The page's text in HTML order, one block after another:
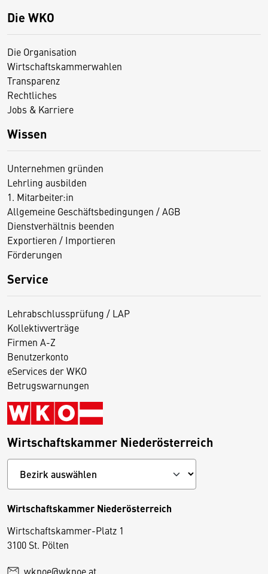
Die WKO
Die Organisation
Wirtschaftskammerwahlen
Transparenz
Rechtliches
Jobs & Karriere
Wissen
Unternehmen gründen
Lehrling ausbilden
1. Mitarbeiter:in
Allgemeine Geschäftsbedingungen / AGB
Dienstverhältnis beenden
Exportieren / Importieren
Förderungen
Service
Lehrabschlussprüfung / LAP
Kollektivverträge
Firmen A-Z
Benutzerkonto
eServices der WKO
Betrugswarnungen
Wirtschaftskammer Niederösterreich
Wirtschaftskammer Niederösterreich
Wirtschaftskammer-Platz 1
3100 St. Pölten
wknoe@wknoe.at
D